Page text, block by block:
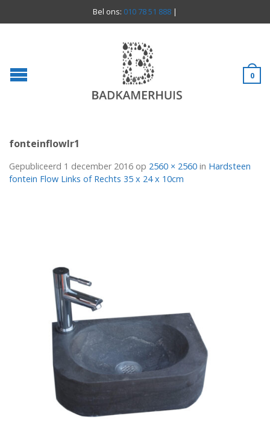
Bel ons: 010 78 51 888 |
0
fonteinflowlr1
Gepubliceerd 1 december 2016 op 2560 × 2560 in Hardsteen
fontein Flow Links of Rechts 35 x 24 x 10cm